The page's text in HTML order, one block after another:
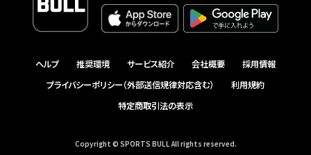
ヘルプ 推奨環境 サービス紹介 会社概要
採用情報
プライバシーポリシー（外部送信規律対応含む）
利用規約
特定商取引法の表示
Copyright © SPORTS BULL All rights reserved.